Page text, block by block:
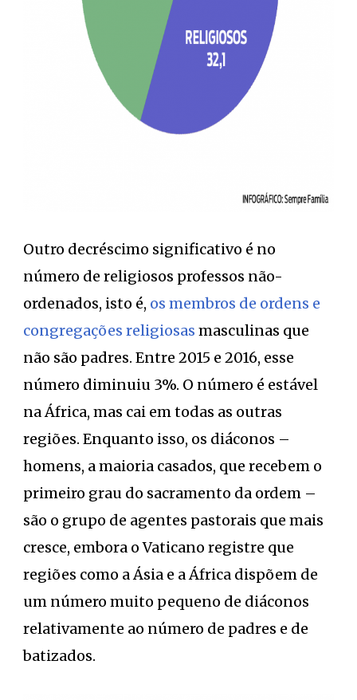
Outro decréscimo significativo é no
número de religiosos professos não-
ordenados, isto é, os membros de ordens e
congregações religiosas masculinas que
não são padres. Entre 2015 e 2016, esse
número diminuiu 3%. O número é estável
na África, mas cai em todas as outras
regiões. Enquanto isso, os diáconos –
homens, a maioria casados, que recebem o
primeiro grau do sacramento da ordem –
são o grupo de agentes pastorais que mais
cresce, embora o Vaticano registre que
regiões como a Ásia e a África dispõem de
um número muito pequeno de diáconos
relativamente ao número de padres e de
batizados.